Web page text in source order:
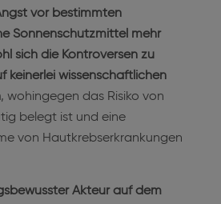
vor bestimmten
Sonnenschutzmittel mehr
sich die Kontroversen zu
keinerlei wissenschaftlichen
, wohingegen das Risiko von
belegt ist und eine
von Hautkrebserkrankungen
Akteur auf dem